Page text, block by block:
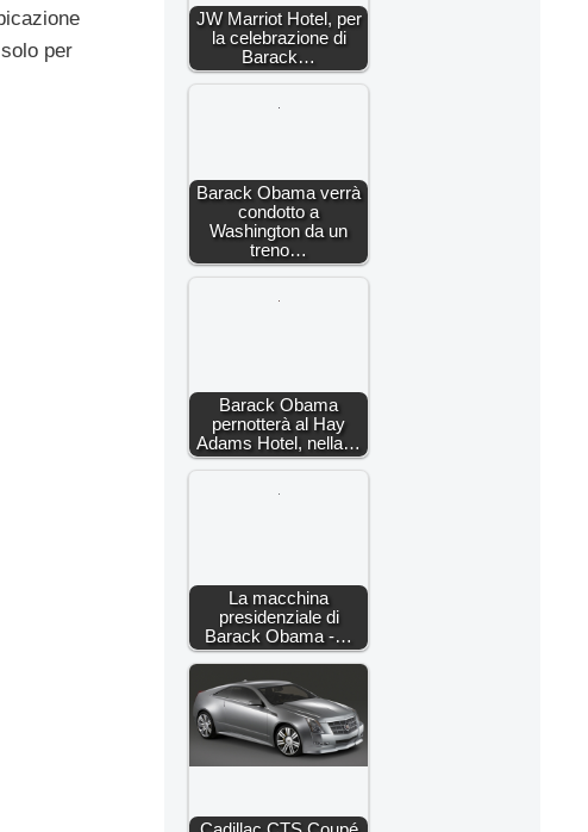
per
JW Marriot Hotel, per
la celebrazione di
Barack…
Barack Obama verrà
condotto a
Washington da un
treno…
Barack Obama
pernotterà al Hay
Adams Hotel, nella…
La macchina
presidenziale di
Barack Obama -…